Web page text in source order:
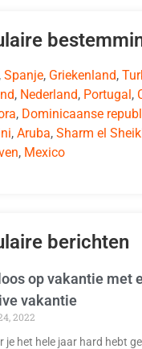
Spanje, Griekenland,
, Nederland, Portugal ,
, Dominicaanse
, Aruba, Sharm el
, Mexico
berichten
op vakantie met
vakantie
2022
je het hele jaar hard hebt